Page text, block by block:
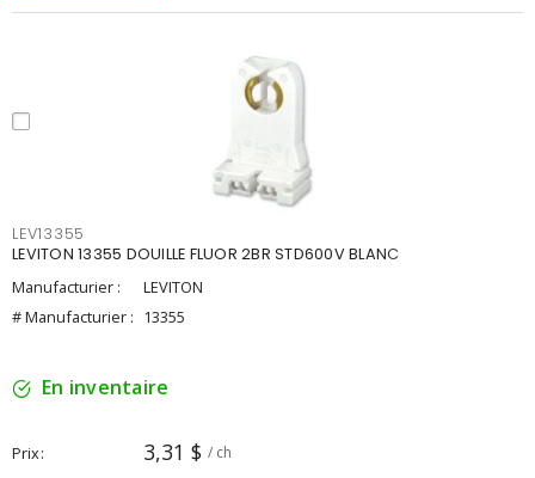
LEV13355
LEVITON 13355 DOUILLE FLUOR 2BR STD600V BLANC
Manufacturier :
LEVITON
# Manufacturier : 13355
En inventaire
Prix 3,31 $ / ch